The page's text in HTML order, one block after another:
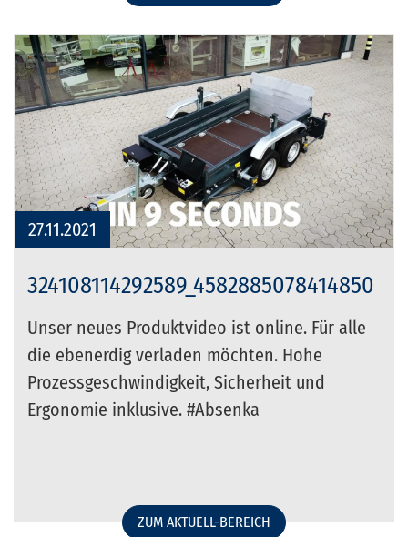
27.11.2021
324108114292589_4582885078414850
Unser neues Produktvideo ist online. Für alle
die ebenerdig verladen möchten. Hohe
Prozessgeschwindigkeit, Sicherheit und
Ergonomie inklusive. #Absenka
ZUM AKTUELL-BEREICH